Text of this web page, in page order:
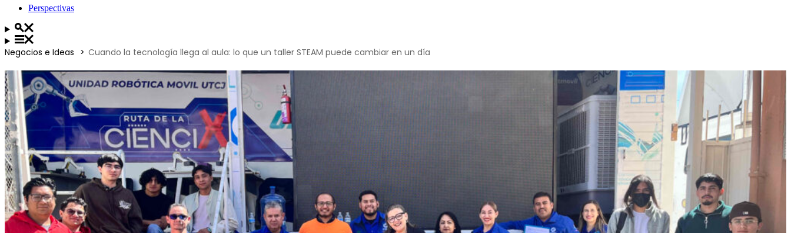
Perspectivas
Negocios e Ideas Cuando la tecnología llega al aula: lo que un taller STEAM puede cambiar en un día